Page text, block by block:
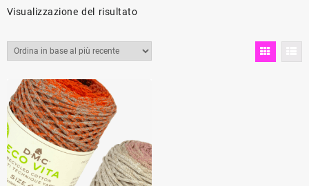
Visualizzazione del risultato